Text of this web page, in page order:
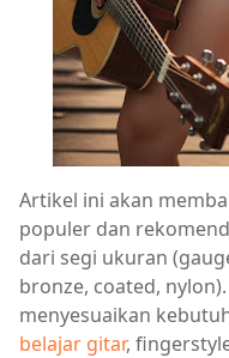
Artikel ini akan
populer dan
dari segi ukuran
bronze, coated,
menyesuaikan
belajar gitar,